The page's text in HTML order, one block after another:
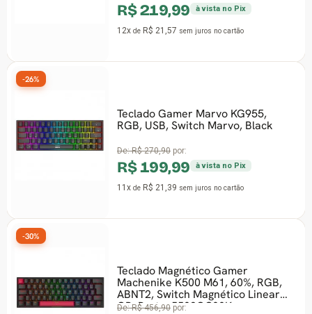
R$ 219,99 à vista no Pix
12x de R$ 21,57 sem juros no cartão
Teclado Gamer Marvo KG955,
RGB, USB, Switch Marvo, Black
De:R$ 270,90 por:
R$ 199,99 à vista no Pix
11x de R$ 21,39 sem juros no cartão
-26%
Teclado Magnético Gamer
Machenike K500 M61, 60%, RGB,
ABNT2, Switch Magnético Linear
GR, Preto, JJ02GC00K
De:R$ 456,90 por:
-30%